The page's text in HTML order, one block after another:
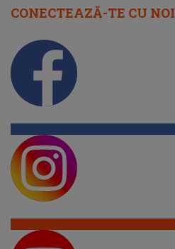
CONECTEAZĂ-TE CU NOI